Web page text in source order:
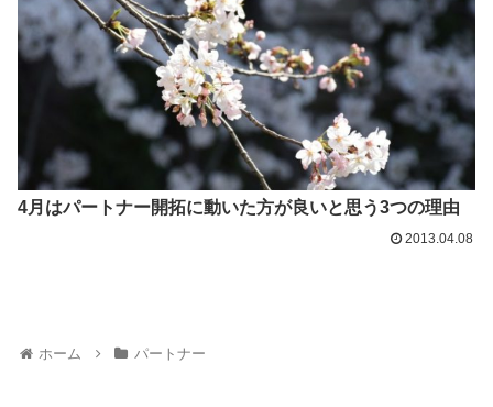
4月はパートナー開拓に動いた方が良いと思う3つの理由
2013.04.08
ホーム パートナー